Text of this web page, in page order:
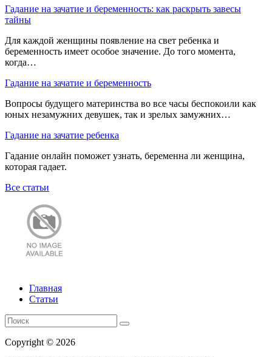
Гадание на зачатие и беременность: как раскрыть завесы
тайны
Для каждой женщины появление на свет ребенка и
беременность имеет особое значение. До того момента,
когда…
Гадание на зачатие и беременность
Вопросы будущего материнства во все часы беспокоили как
юных незамужних девушек, так и зрелых замужних…
Гадание на зачатие ребенка
Гадание онлайн поможет узнать, беременна ли женщина,
которая гадает.
Все статьи
Главная
Статьи
Copyright © 2026